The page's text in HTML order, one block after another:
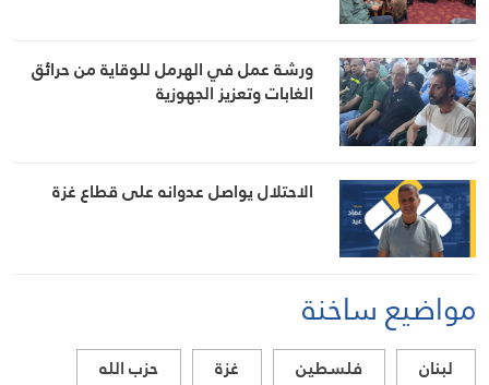
ورشة عمل في الهرمل للوقاية من حرائق
الغابات وتعزيز الجهوزية
الاحتلال يواصل عدوانه على قطاع غزة
مواضيع ساخنة
لبنان فلسطين غزة
حزب الله